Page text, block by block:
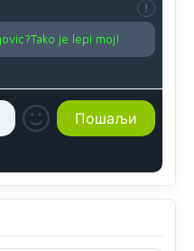
je lepi moj!